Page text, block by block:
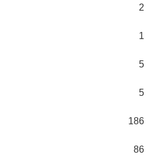
2
1
5
5
186
86